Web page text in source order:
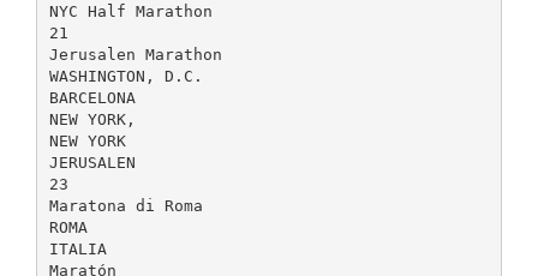
NYC Half Marathon
21
Jerusalen Marathon
WASHINGTON, D.C.
BARCELONA
NEW YORK,
NEW YORK
JERUSALEN
23
Maratona di Roma
ROMA
ITALIA
Maratón